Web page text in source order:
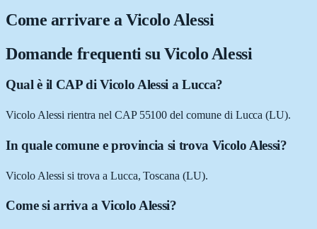
Come arrivare aVicolo Alessi
Domande frequenti su Vicolo Alessi
Qual è il CAP di Vicolo Alessi a Lucca?
Vicolo Alessi rientra nel CAP 55100 del comune di Lucca (LU).
In quale comune e provincia si trova Vicolo Alessi?
Vicolo Alessi si trova a Lucca, Toscana (LU).
Come si arriva a Vicolo Alessi?